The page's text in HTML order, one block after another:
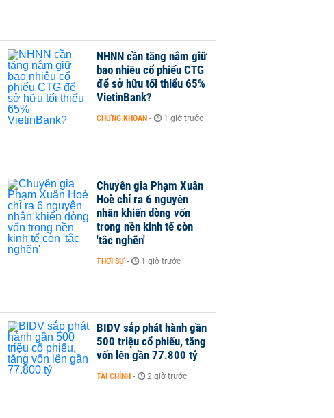
NHNN cần tăng nắm giữ
bao nhiêu cổ phiếu CTG
để sở hữu tối thiểu 65%
VietinBank?
CHỨNG KHOÁN - 1 giờ trước
Chuyên gia Phạm Xuân
Hoè chỉ ra 6 nguyên
nhân khiến dòng vốn
trong nền kinh tế còn
'tắc nghẽn'
THỜI SỰ - 1 giờ trước
BIDV sắp phát hành gần
500 triệu cổ phiếu, tăng
vốn lên gần 77.800 tỷ
TÀI CHÍNH - 2 giờ trước